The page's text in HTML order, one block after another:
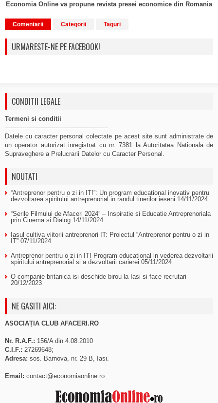
Economia Online va propune revista presei economice din Romania
Comentarii Categorii Taguri
URMARESTE-NE PE FACEBOOK!
CONDITII LEGALE
Termeni si conditii
-----------------------------------------------------
Datele cu caracter personal colectate pe acest site sunt administrate de
un operator autorizat inregistrat cu nr. 7381 la Autoritatea Nationala de
Supraveghere a Prelucrarii Datelor cu Caracter Personal.
NOUTATI
“Antreprenor pentru o zi in IT!”: Un program educational inovativ pentru
dezvoltarea spiritului antreprenorial in randul tinerilor ieseni 14/11/2024
“Serile Filmului de Afaceri 2024” – Inspiratie si Educatie Antreprenoriala
prin Cinema si Dialog 14/11/2024
Iasul cultiva viitorii antreprenori IT: Proiectul “Antreprenor pentru o zi in
IT” 07/11/2024
Antreprenor pentru o zi in IT! Program educational in vederea dezvoltarii
spiritului antreprenorial si a dezvoltarii carierei 05/11/2024
O companie britanica isi deschide birou la Iasi si face recrutari
20/12/2023
NE GASITI AICI:
ASOCIAȚIA CLUB AFACERI.RO
Nr. R.A.F.: 156/A din 4.08.2010
C.I.F.: 27269648;
Adresa: sos. Barnova, nr. 29 B, Iasi.
Email: contact@economiaonline.ro